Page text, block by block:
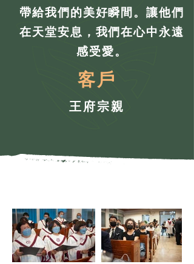
帶給我們的美好瞬間。讓他們
在天堂安息，我們在心中永遠
感受愛。
客戶
王府宗親